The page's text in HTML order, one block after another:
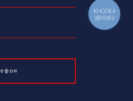
КНОПКА
ЗВ'ЯЗКУ